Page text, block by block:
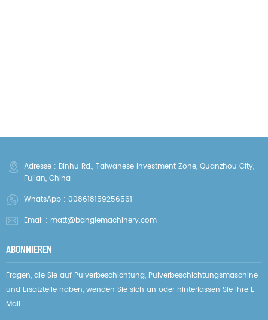
Adresse : Binhu Rd., Taiwanese Investment Zone, Quanzhou City,
Fujian, China
WhatsApp : 008618159256561
Email : matt@banglemachinery.com
ABONNIEREN
Fragen, die Sie auf Pulverbeschichtung, Pulverbeschichtungsmaschine
und Ersatzteile haben, wenden Sie sich an oder hinterlassen Sie Ihre E-
Mail.